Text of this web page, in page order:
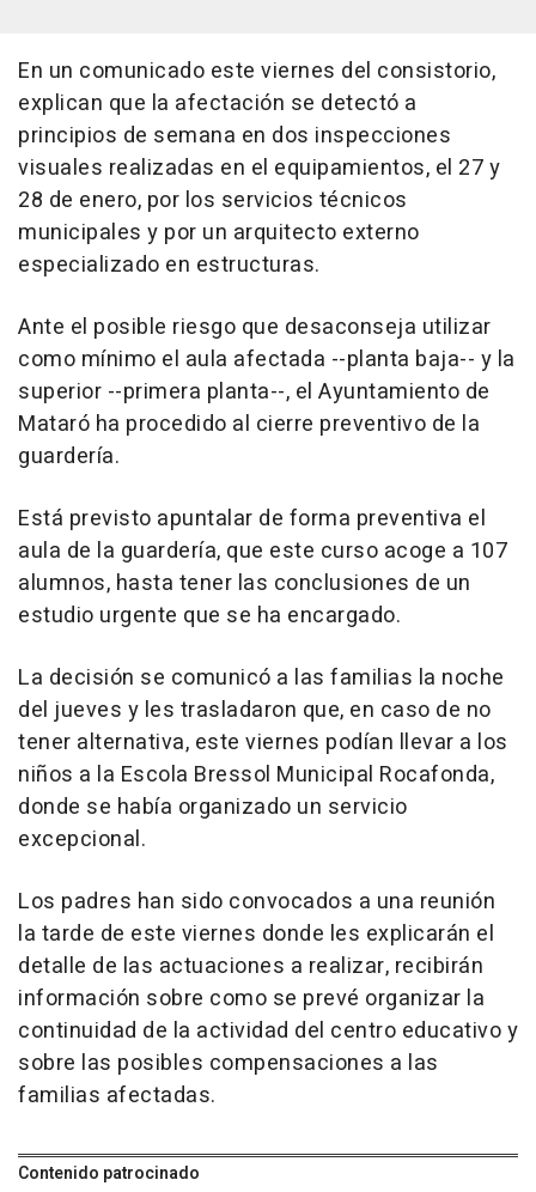
En un comunicado este viernes del consistorio,
explican que la afectación se detectó a
principios de semana en dos inspecciones
visuales realizadas en el equipamientos, el 27 y
28 de enero, por los servicios técnicos
municipales y por un arquitecto externo
especializado en estructuras.
Ante el posible riesgo que desaconseja utilizar
como mínimo el aula afectada --planta baja-- y la
superior --primera planta--, el Ayuntamiento de
Mataró ha procedido al cierre preventivo de la
guardería.
Está previsto apuntalar de forma preventiva el
aula de la guardería, que este curso acoge a 107
alumnos, hasta tener las conclusiones de un
estudio urgente que se ha encargado.
La decisión se comunicó a las familias la noche
del jueves y les trasladaron que, en caso de no
tener alternativa, este viernes podían llevar a los
niños a la Escola Bressol Municipal Rocafonda,
donde se había organizado un servicio
excepcional.
Los padres han sido convocados a una reunión
la tarde de este viernes donde les explicarán el
detalle de las actuaciones a realizar, recibirán
información sobre como se prevé organizar la
continuidad de la actividad del centro educativo y
sobre las posibles compensaciones a las
familias afectadas.
Contenido patrocinado